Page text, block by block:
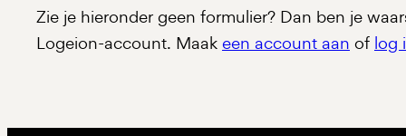
Zie je hieronder geen formulier? Dan ben je
Logeion-account. Maak een account aan of log